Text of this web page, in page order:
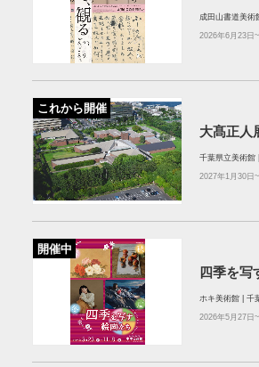
成田山書道美術
2026年6月23日
これから開催
大髙正人
千葉県立美術館
2027年1月30日
開催中
四季を写
ホキ美術館 | 千
2026年5月27日